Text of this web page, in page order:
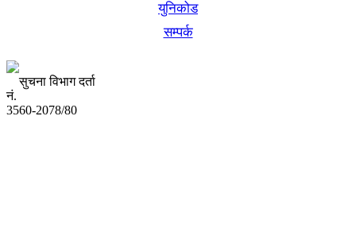
युनिकोड
सम्पर्क
सुचना विभाग दर्ता
नं.
3560-2078/80